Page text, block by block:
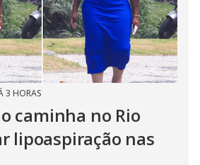
3 HORAS
caminha no Rio
lipoaspiração nas